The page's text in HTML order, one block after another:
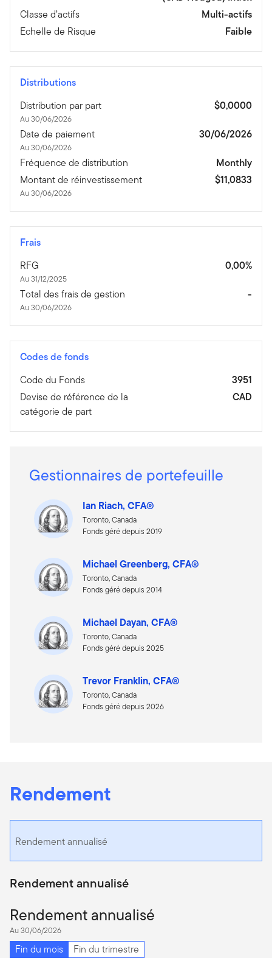
Classe d’actifs
Multi-actifs
Echelle de Risque
Faible
Distributions
Distribution par part
Au 30/06/2026
$0,0000
Date de paiement
Au 30/06/2026
30/06/2026
Fréquence de distribution
Monthly
Montant de réinvestissement
Au 30/06/2026
$11,0833
Frais
RFG
Au 31/12/2025
0,00%
Total des frais de gestion
Au 30/06/2026
-
Codes de fonds
Code du Fonds
3951
Devise de référence de la
catégorie de part
CAD
Gestionnaires de portefeuille
Ian Riach, CFA®
Toronto, Canada
Fonds géré depuis 2019
Michael Greenberg, CFA®
Toronto, Canada
Fonds géré depuis 2014
Michael Dayan, CFA®
Toronto, Canada
Fonds géré depuis 2025
Trevor Franklin, CFA®
Toronto, Canada
Fonds géré depuis 2026
Rendement
Rendement annualisé
Rendement annualisé
Rendement annualisé
Au 30/06/2026
Fin du mois
Fin du trimestre